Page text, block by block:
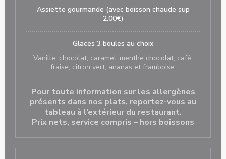
Assiette gourmande (avec boisson chaude sup
2.00€)
Glaces 3 boules au choix
Vanille, chocolat, caramel, menthe chocolat, café,
fraise, citron vert, ananas et framboise.
Pour toute information sur les allergènes
présents dans nos plats, reportez-vous au
tableau à l’extérieur du restaurant.
Prix nets, service compris – hors boissons